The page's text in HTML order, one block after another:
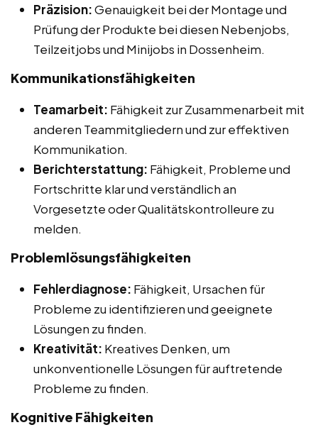
Präzision:Genauigkeit bei der Montage und
Prüfung der Produkte bei diesen Nebenjobs,
Teilzeitjobs und Minijobs in Dossenheim.
Kommunikationsfähigkeiten
Teamarbeit: Fähigkeit zur Zusammenarbeit mit
anderen Teammitgliedern und zur effektiven
Kommunikation.
Berichterstattung: Fähigkeit, Probleme und
Fortschritte klar und verständlich an
Vorgesetzte oder Qualitätskontrolleure zu
melden.
Problemlösungsfähigkeiten
Fehlerdiagnose: Fähigkeit, Ursachen für
Probleme zu identifizieren und geeignete
Lösungen zu finden.
Kreativität: Kreatives Denken, um
unkonventionelle Lösungen für auftretende
Probleme zu finden.
Kognitive Fähigkeiten